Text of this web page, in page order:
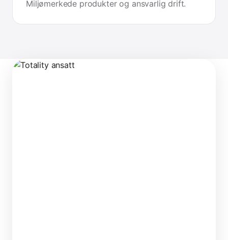
Miljømerkede produkter og ansvarlig drift.